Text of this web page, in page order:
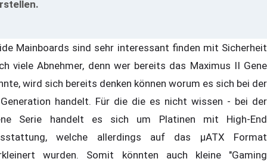
Mainboards sind sehr interessant finden mit Sicherheit
viele Abnehmer, denn wer bereits das Maximus II Gene
wird sich bereits denken können worum es sich bei der
handelt. Für die die es nicht wissen - bei der
Serie handelt es sich um Platinen mit High-End
welche allerdings auf das µATX Format
wurden. Somit könnten auch kleine "Gaming